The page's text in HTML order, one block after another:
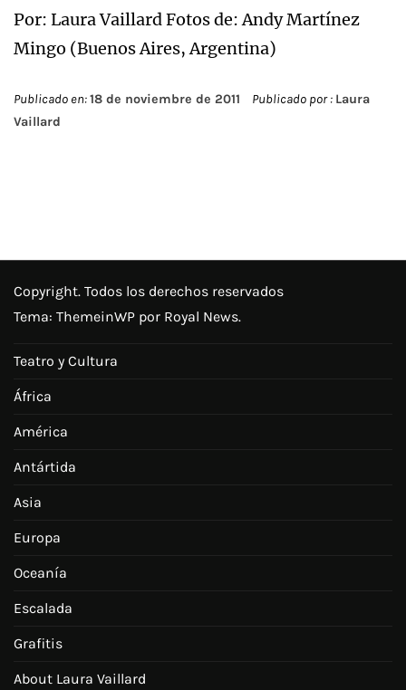
Por: Laura Vaillard Fotos de: Andy Martínez
Mingo (Buenos Aires, Argentina)
Publicado en:18 de noviembre de 2011 Publicado por : Laura
Vaillard
Copyright. Todos los derechos reservados
Tema: ThemeinWP por Royal News.
Teatro y Cultura
África
América
Antártida
Asia
Europa
Oceanía
Escalada
Grafitis
About Laura Vaillard